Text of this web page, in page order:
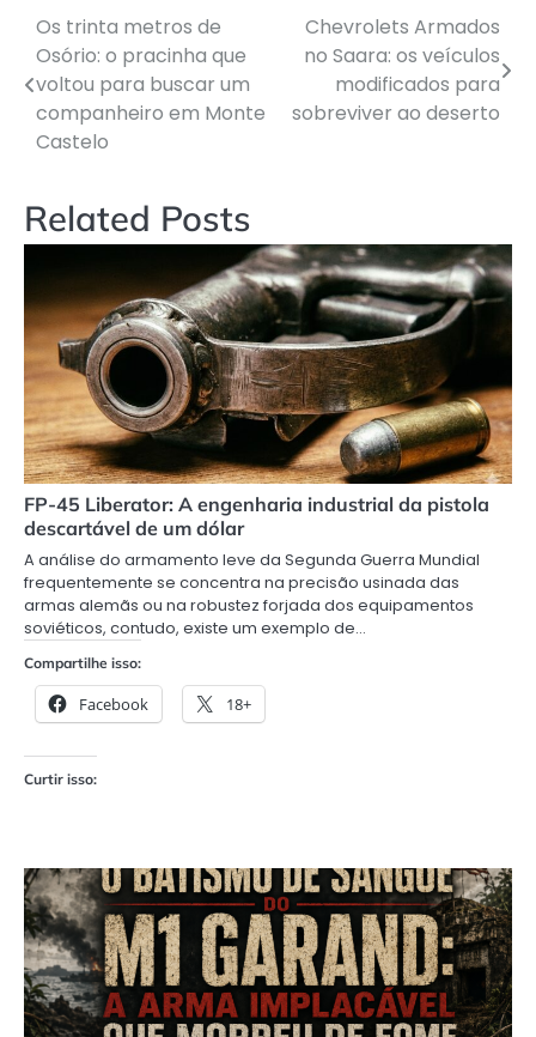
Navegação
de
Post
Os trinta metros de
Osório: o pracinha que
voltou para buscar um
companheiro em Monte
Castelo
Chevrolets Armados
no Saara: os veículos
modificados para
sobreviver ao deserto
Related Posts
FP-45 Liberator: A engenharia industrial da pistola
descartável de um dólar
A análise do armamento leve da Segunda Guerra Mundial
frequentemente se concentra na precisão usinada das
armas alemãs ou na robustez forjada dos equipamentos
soviéticos, contudo, existe um exemplo de…
Compartilhe isso:
Facebook 18+
Curtir isso: